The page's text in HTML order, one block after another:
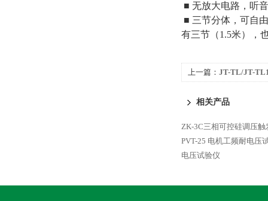
■ 无放大电路，听
■ 三节分体，可自
有三节（1.5米），
上一篇： JT-TL/JT-
相关产品
ZK-3C三相可控硅调压触
PVT-25 电机工频耐电压
电压试验仪